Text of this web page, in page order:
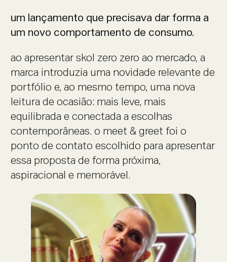
um lançamento que precisava dar forma a
um novo comportamento de consumo.
ao apresentar skol zero zero ao mercado, a
marca introduzia uma novidade relevante de
portfólio e, ao mesmo tempo, uma nova
leitura de ocasião: mais leve, mais
equilibrada e conectada a escolhas
contemporâneas. o meet & greet foi o
ponto de contato escolhido para apresentar
essa proposta de forma próxima,
aspiracional e memorável.